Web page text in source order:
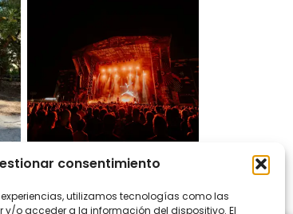
consentimiento
utilizamos tecnologías como las
o acceder a la información del dispositivo. El